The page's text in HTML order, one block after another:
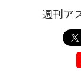
週刊ア